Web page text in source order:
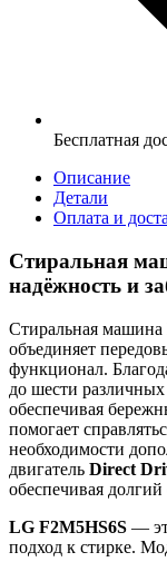
Бесплатная
Описание
Детали
Оплата и
Стиральная
надёжность и
Стиральная машина
объединяет
функционал.
до шести
обеспечивая
помогает
необходимости
двигатель Direct
обеспечивая
LG F2M5HS6S —
подход к стирке.